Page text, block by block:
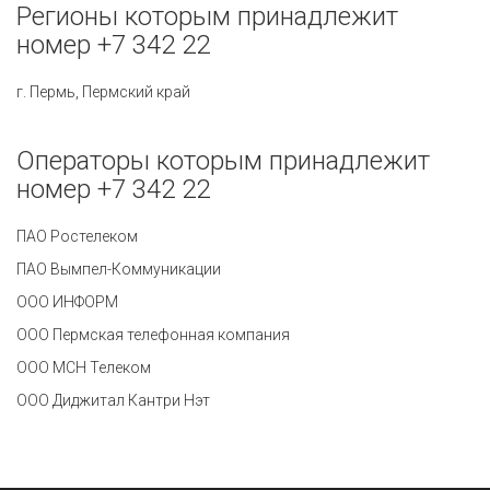
Регионы которым принадлежит
номер +7 342 22
г. Пермь, Пермский край
Операторы которым принадлежит
номер +7 342 22
ПАО Ростелеком
ПАО Вымпел-Коммуникации
ООО ИНФОРМ
ООО Пермская телефонная компания
ООО МСН Телеком
ООО Диджитал Кантри Нэт